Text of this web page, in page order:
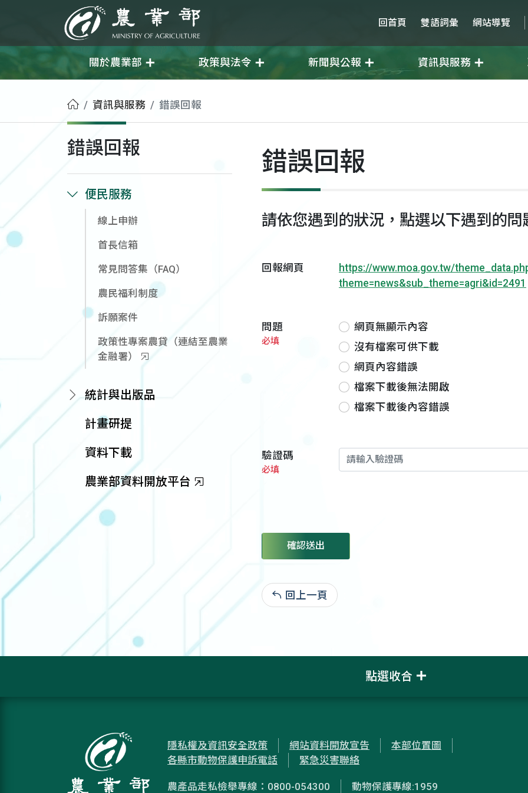
農業部 回首頁 雙語詞彙 網站導覽
關於農業部 政策與法令 新聞與公報 資訊與服務
首頁資訊與服務 錯誤回報
錯誤回報
便民服務
線上申辦
首長信箱
常見問答集（FAQ）
農民福利制度
訴願案件
政策性專案農貸（連結至農業
金融署）
統計與出版品
計畫研提
資料下載
農業部資料開放平台
錯誤回報
請依您遇到的狀況，點選以下遇到的問
回報網頁
https://www.moa.gov.tw/
theme=news&sub_theme=agri&id=2491
問題
必填
網頁無顯示內容
沒有檔案可供下載
網頁內容錯誤
檔案下載後無法開啟
檔案下載後內容錯誤
驗證碼
必填
確認送出
回上一頁
點選收合
隱私權及資訊安全政策 網站資料開放宣告
本部位置圖
各縣市動物保護申訴電話
緊急災害聯絡
農產品走私檢舉專線：0800-054300 動物保護專線:1959